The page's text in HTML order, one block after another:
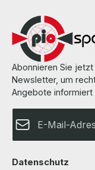
Informationen und
Abonnieren Sie
Newsletter, um
Angebote informiert
Datenschutz